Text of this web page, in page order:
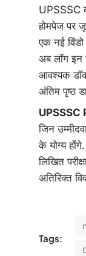
UPSSSC
होमपेज पर
एक नई
अब लॉग
आवश्यक
अंतिम पृष्ठ
UPSSSC
जिन
के योग्य
लिखित
अतिरिक्त
Tags: